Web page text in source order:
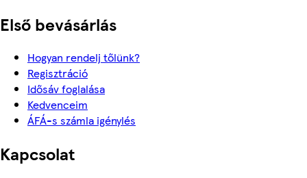
Első bevásárlás
Hogyan rendelj tőlünk?
Regisztráció
Idősáv foglalása
Kedvenceim
ÁFÁ-s számla igénylés
Kapcsolat